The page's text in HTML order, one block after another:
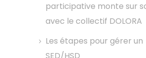
participative monte sur
avec le collectif DOLORA
Les étapes pour gérer un